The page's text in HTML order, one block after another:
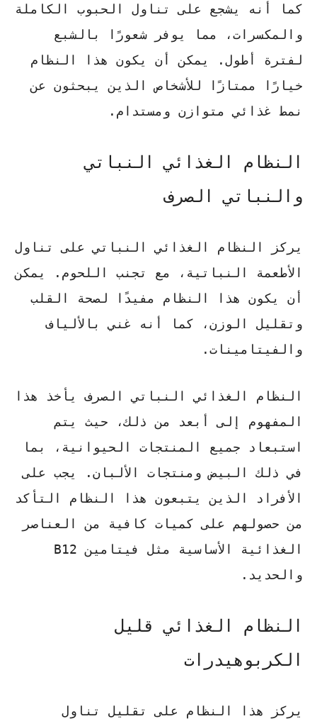
كما أنه يشجع على تناول الحبوب الكاملة
والمكسرات، مما يوفر شعورًا بالشبع
لفترة أطول. يمكن أن يكون هذا النظام
خيارًا ممتازًا للأشخاص الذين يبحثون عن
نمط غذائي متوازن ومستدام.
النظام الغذائي النباتي
والنباتي الصرف
يركز النظام الغذائي النباتي على تناول
الأطعمة النباتية، مع تجنب اللحوم. يمكن
أن يكون هذا النظام مفيدًا لصحة القلب
وتقليل الوزن، كما أنه غني بالألياف
والفيتامينات.
النظام الغذائي النباتي الصرف يأخذ هذا
المفهوم إلى أبعد من ذلك، حيث يتم
استبعاد جميع المنتجات الحيوانية، بما
في ذلك البيض ومنتجات الألبان. يجب على
الأفراد الذين يتبعون هذا النظام التأكد
من حصولهم على كميات كافية من العناصر
الغذائية الأساسية مثل فيتامين B12
والحديد.
النظام الغذائي قليل
الكربوهيدرات
يركز هذا النظام على تقليل تناول